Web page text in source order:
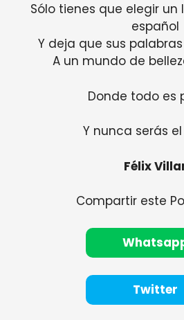
Sólo tienes que elegir
español
Y deja que sus
A un mundo de
Donde todo es
Y nunca serás
Félix
Compartir este
Twitter